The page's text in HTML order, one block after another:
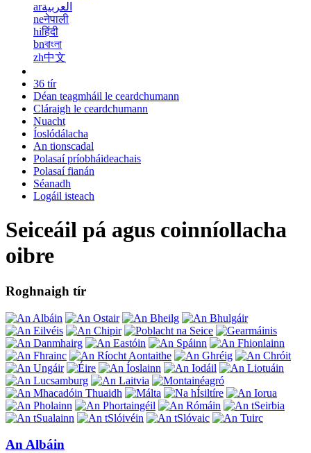
arالعربية
neनेपाली
hiहिंदी
bnবাংলা
zh中文
36 tír
Déan teagmháil le ceardchumann
Cláraigh le ceardchumann
Nuacht
Íoslódálacha
An tionscadal
Polasaí príobháideachais
Polasaí fianán
Séanadh
Logáil isteach
Seiceáil pá agus coinníollacha
oibre
Roghnaigh tír
An Albáin